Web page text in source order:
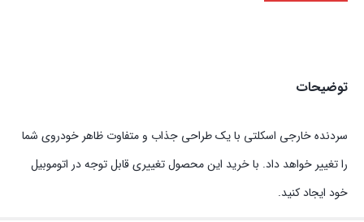
توضیحات
سردنده خارجی اسکلتی با یک طراحی جذاب و متفاوت ظاهر خودروی شما
را تغییر خواهد داد. با خرید این محصول تغییری قابل توجه در اتوموبیل
خود ایجاد کنید.